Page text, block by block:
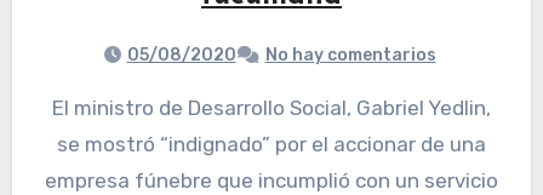
05/08/2020 No hay comentarios
El ministro de Desarrollo Social, Gabriel Yedlin,
se mostró “indignado” por el accionar de una
empresa fúnebre que incumplió con un servicio